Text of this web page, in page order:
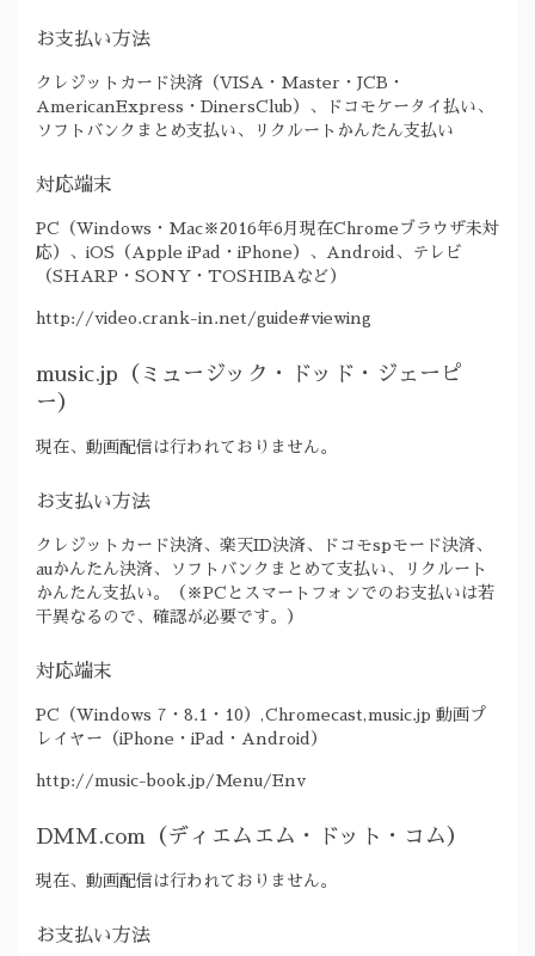
お支払い方法
クレジットカード決済（VISA・Master・JCB・
AmericanExpress・DinersClub）、ドコモケータイ払い、
ソフトバンクまとめ支払い、リクルートかんたん支払い
対応端末
PC（Windows・Mac※2016年6月現在Chromeブラウザ未対
応）、iOS（Apple iPad・iPhone）、Android、テレビ
（SHARP・SONY・TOSHIBAなど）
http://video.crank-in.net/guide#viewing
music.jp（ミュージック・ドッド・ジェーピ
ー）
現在、動画配信は行われておりません。
お支払い方法
クレジットカード決済、楽天ID決済、ドコモspモード決済、
auかんたん決済、ソフトバンクまとめて支払い、リクルート
かんたん支払い。（※PCとスマートフォンでのお支払いは若
干異なるので、確認が必要です。）
対応端末
PC（Windows 7・8.1・10）,Chromecast,music.jp 動画プ
レイヤー（iPhone・iPad・Android）
http://music-book.jp/Menu/Env
DMM.com（ディエムエム・ドット・コム）
現在、動画配信は行われておりません。
お支払い方法